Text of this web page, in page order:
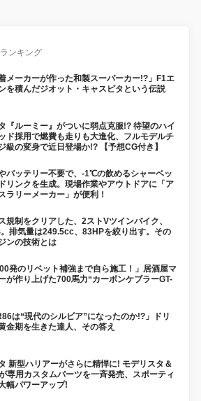
ランキング
着メーカーが作った和製スーパーカー!?」F1エ
を積んだジオット・キャスピタという伝説
タ『ルーミー』がついに弱点克服!? 待望のハイ
ド採用で燃費も走りも大進化、フルモデルチ
級の変身で近日登場か!? 【予想CG付き】
バッテリー不要で、-1℃の飲めるシャーベッ
ドリンクを生成。現場作業やアウトドアに「ア
ラリーメーカー」が便利！
規制をクリアした、2ストVツインバイク、
排気量は249.5cc、83HPを絞り出す。その
ンの技術とは
発のリベット補強まで自ら施工！」居酒屋マ
が作り上げた700馬力“カーボンケブラーGT-
は“現代のシルビア”になったのか!?」ドリ
金期を生きた達人、その答え
タ 新型ハリアーがさらに精悍に! モデリスタ＆
専用カスタムパーツを一斉発売、スポーティ
幅パワーアップ!